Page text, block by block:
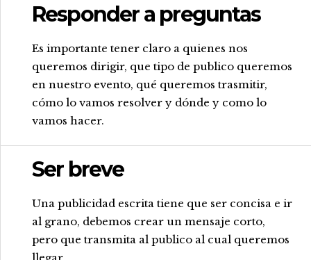
Responder a preguntas
Es importante tener claro a quienes nos
queremos dirigir, que tipo de publico queremos
en nuestro evento, qué queremos trasmitir,
cómo lo vamos resolver y dónde y como lo
vamos hacer.
Ser breve
Una publicidad escrita tiene que ser concisa e ir
al grano, debemos crear un mensaje corto,
pero que transmita al publico al cual queremos